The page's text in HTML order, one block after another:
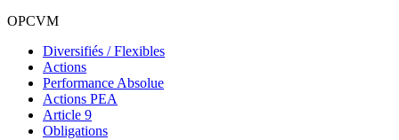
OPCVM
Diversifiés / Flexibles
Actions
Performance Absolue
Actions PEA
Article 9
Obligations